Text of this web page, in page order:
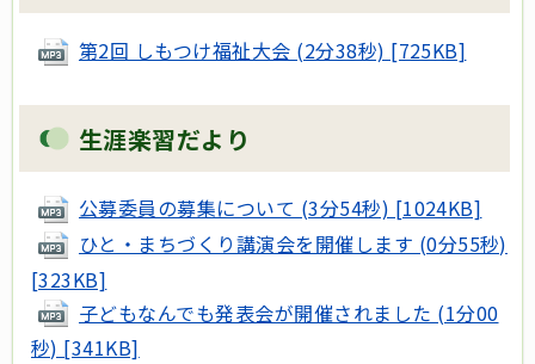
第2回 しもつけ福祉大会 (2分38秒) [725KB]
生涯楽習だより
公募委員の募集について (3分54秒) [1024KB]
ひと・まちづくり講演会を開催します (0分55秒)
[323KB]
子どもなんでも発表会が開催されました (1分00
秒) [341KB]